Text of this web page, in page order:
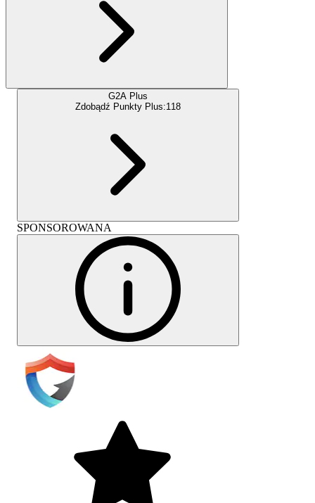
G2A Plus
Zdobądź Punkty Plus:118
SPONSOROWANA